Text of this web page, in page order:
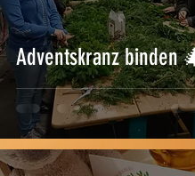
Adventskranz binden